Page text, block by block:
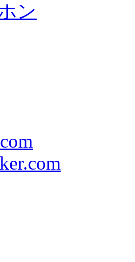
ン